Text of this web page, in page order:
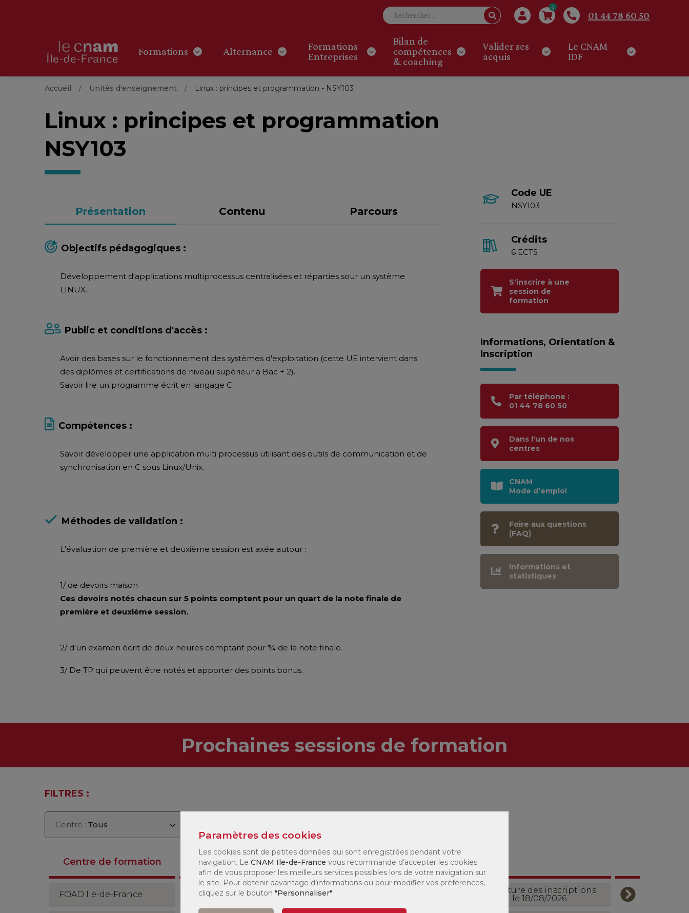
0
01 44 78 60 50
Formations Alternance
Formations
Entreprises
Bilan de
compétences
& coaching
Valider ses
acquis
Le CNAM
IDF
Accueil Unités d'enseignement Linux : principes et programmation - NSY103
Linux : principes et programmation
NSY103
Présentation Contenu Parcours
Objectifs pédagogiques :
Développement d'applications multiprocessus centralisées et réparties sour un système
LINUX.
Public et conditions d'accès :
Avoir des bases sur le fonctionnement des systèmes d'exploitation (cette UE intervient dans
des diplômes et certifications de niveau supérieur à Bac + 2).
Savoir lire un programme écrit en langage C
Compétences :
Savoir développer une application multi processus utilisant des outils de communication et de
synchronisation en C sous Linux/Unix.
Méthodes de validation :
L'évaluation de première et deuxième session est axée autour :
1/ de devoirs maison
Ces devoirs notés chacun sur 5 points comptent pour un quart de la note finale de
première et deuxième session.
2/ d'un examen écrit de deux heures comptant pour ¾ de la note finale.
3/ De TP qui peuvent être notés et apporter des points bonus.
Code UE
NSY103
Crédits
6 ECTS
S'inscrire à une
session de
formation
Informations, Orientation &
Inscription
Par téléphone :
01 44 78 60 50
Dans l'un de nos
centres
CNAM
Mode d'emploi
Foire aux questions
(FAQ)
Informations et
statistiques
Prochaines sessions de formation
FILTRES :
Centre : Tous
Centre de formation
Année
2026/2027
Jours de
formation
Modalité Tarif
FOAD Ile-de-France Semestre 2
Ouverture des inscriptions
le 18/08/2026
Paramètres des cookies
Les cookies sont de petites données qui sont enregistrées pendant votre
navigation. Le CNAM Ile-de-France vous recommande d’accepter les cookies
afin de vous proposer les meilleurs services possibles lors de votre navigation sur
le site. Pour obtenir davantage d’informations ou pour modifier vos préférences,
cliquez sur le bouton "Personnaliser".